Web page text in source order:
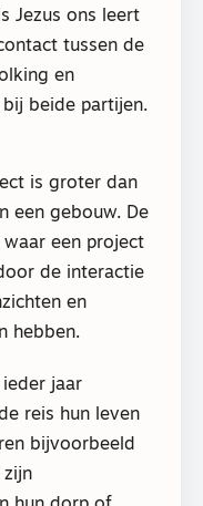
Jezus ons leert
tussen de
en
beide partijen.
is groter dan
een gebouw. De
een project
de interactie
en
hebben.
jaar
reis hun leven
bijvoorbeeld
zijn